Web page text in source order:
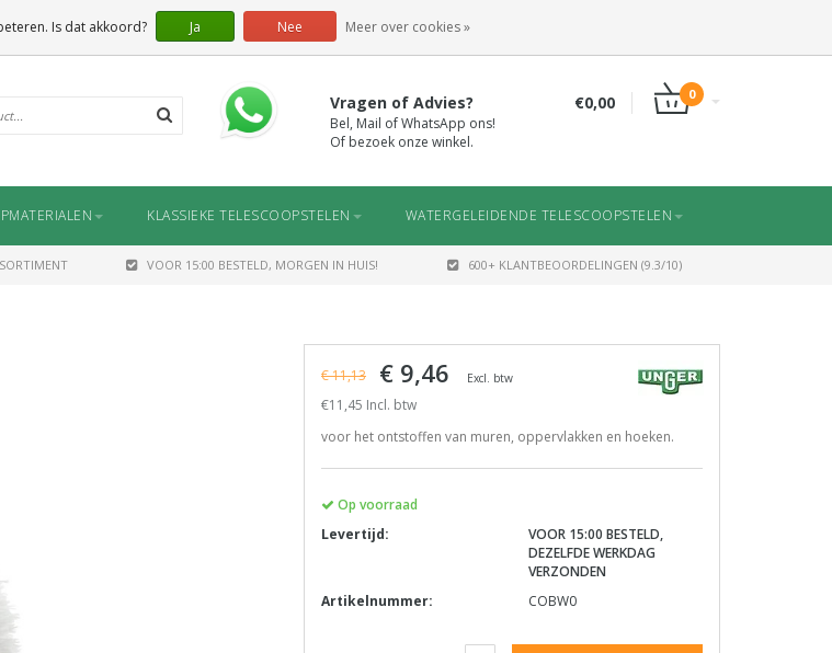
Vragen of Advies?
Bel, Mail of WhatsApp ons!
Of bezoek onze winkel.
€0,00 0
KLASSIEKE TELESCOOPSTELEN WATERGELEIDENDE TELESCOOPSTELEN
VOOR 15:00 BESTELD, MORGEN IN HUIS! 600+ KLANTBEOORDELINGEN (9.3/10)
€ 11,13 € 9,46 Excl. btw
€11,45 Incl. btw
voor het ontstoffen van muren, oppervlakken en hoeken.
Op voorraad
Levertijd:
VOOR 15:00 BESTELD,
DEZELFDE WERKDAG
VERZONDEN
Artikelnummer:
COBW0
Is dat akkoord? Ja Nee Meer over cookies »